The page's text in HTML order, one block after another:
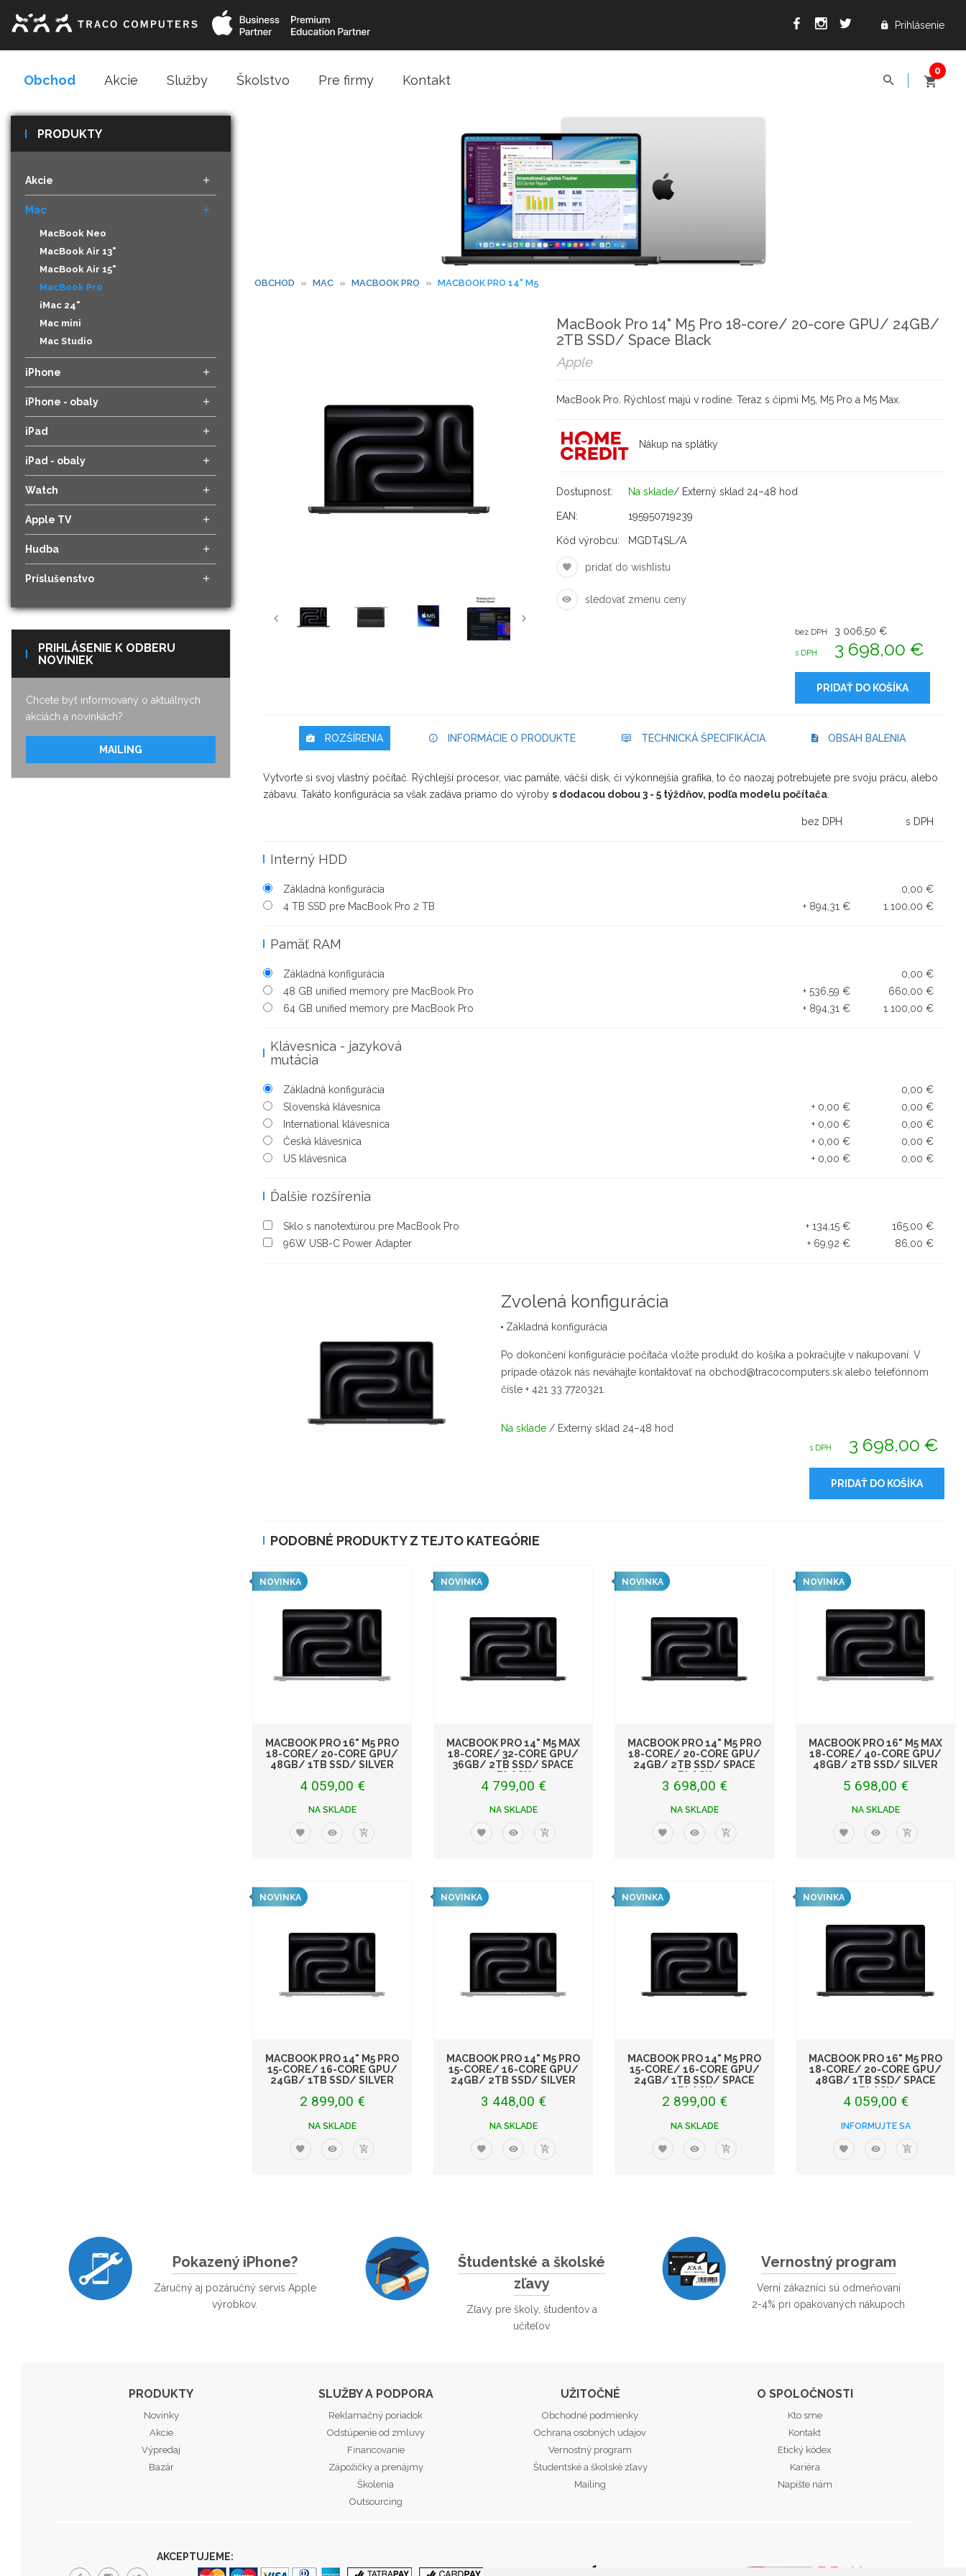
Prihlásenie
Obchod Akcie Služby Školstvo Pre firmy Kontakt
PRODUKTY
Akcie
Mac
MacBook Neo
MacBook Air 13"
MacBook Air 15"
MacBook Pro
iMac 24"
Mac mini
Mac Studio
iPhone
iPhone - obaly
iPad
iPad - obaly
Watch
Apple TV
Hudba
Príslušenstvo
PRIHLÁSENIE K ODBERU
NOVINIEK
Chcete byť informovaný o aktuálnych
akciách a novinkách?
MAILING
OBCHOD » MAC » MACBOOK PRO » MACBOOK PRO 14" M5
MacBook Pro 14" M5 Pro 18-core/ 20-core GPU/ 24GB/
2TB SSD/ Space Black
Apple
MacBook Pro. Rýchlosť majú v rodine. Teraz s čipmi M5, M5 Pro a M5 Max.
Nákup na splátky
Dostupnosť: Na sklade/ Externý sklad 24–48 hod
EAN: 195950719239
Kód výrobcu: MGDT4SL/A
pridať do wishlistu
sledovať zmenu ceny
bez DPH 3 006,50 €
s DPH 3 698,00 €
PRIDAŤ DO KOŠÍKA
ROZŠÍRENIA INFORMÁCIE O PRODUKTE TECHNICKÁ ŠPECIFIKÁCIA OBSAH BALENIA
Vytvorte si svoj vlastný počítač. Rýchlejší procesor, viac pamäte, väčší disk, či výkonnejšia grafika, to čo naozaj potrebujete pre svoju prácu, alebo
zábavu. Takáto konfigurácia sa však zadáva priamo do výroby s dodacou dobou 3 - 5 týždňov, podľa modelu počítača
bez DPH s DPH
Interný HDD
Základná konfigurácia
0,00 €
4 TB SSD pre MacBook Pro 2 TB
+ 894,31 € 1 100,00 €
Pamäť RAM
Základná konfigurácia
0,00 €
48 GB unified memory pre MacBook Pro
+ 536,59 €
660,00 €
64 GB unified memory pre MacBook Pro
+ 894,31 € 1 100,00 €
Klávesnica - jazyková
mutácia
Základná konfigurácia
0,00 €
Slovenská klávesnica
+ 0,00 €
0,00 €
International klávesnica
+ 0,00 €
0,00 €
Česká klávesnica
+ 0,00 €
0,00 €
US klávesnica
+ 0,00 € 0,00 €
Ďalšie rozšírenia
Sklo s nanotextúrou pre MacBook Pro + 134,15 €
165,00 €
96W USB-C Power Adapter
+ 69,92 € 86,00 €
Zvolená konfigurácia
Základná konfigurácia
Po dokončení konfigurácie počítača vložte produkt do košíka a pokračujte v nakupovaní. V
prípade otázok nás neváhajte kontaktovať na obchod@tracocomputers.sk alebo telefónnom
čísle + 421 33 7720321.
Na sklade/ Externý sklad 24–48 hod
s DPH 3 698,00 €
PRIDAŤ DO KOŠÍKA
PODOBNÉ PRODUKTY Z TEJTO KATEGÓRIE
NOVINKA
MACBOOK PRO 16" M5 PRO
18-CORE/ 20-CORE GPU/
48GB/ 1TB SSD/ SILVER
4 059,00 €
NA SKLADE
NOVINKA
MACBOOK PRO 14" M5 MAX
18-CORE/ 32-CORE GPU/
36GB/ 2TB SSD/ SPACE
BLACK
4 799,00 €
NA SKLADE
NOVINKA
MACBOOK PRO 14" M5 PRO
18-CORE/ 20-CORE GPU/
24GB/ 2TB SSD/ SPACE
BLACK
3 698,00 €
NA SKLADE
NOVINKA
MACBOOK PRO 16" M5 MAX
18-CORE/ 40-CORE GPU/
48GB/ 2TB SSD/ SILVER
5 698,00 €
NA SKLADE
NOVINKA
MACBOOK PRO 14" M5 PRO
15-CORE/ 16-CORE GPU/
24GB/ 1TB SSD/ SILVER
2 899,00 €
NA SKLADE
NOVINKA
MACBOOK PRO 14" M5 PRO
15-CORE/ 16-CORE GPU/
24GB/ 2TB SSD/ SILVER
3 448,00 €
NA SKLADE
NOVINKA
MACBOOK PRO 14" M5 PRO
15-CORE/ 16-CORE GPU/
24GB/ 1TB SSD/ SPACE
BLACK
2 899,00 €
NA SKLADE
NOVINKA
MACBOOK PRO 16" M5 PRO
18-CORE/ 20-CORE GPU/
48GB/ 1TB SSD/ SPACE
BLACK
4 059,00 €
INFORMUJTE SA
Pokazený iPhone?
Záručný aj pozáručný servis Apple
výrobkov.
Študentské a školské
zľavy
Zľavy pre školy, študentov a
učiteľov
Vernostný program
Verní zákazníci sú odmeňovaní
2-4% pri opakovaných nákupoch
PRODUKTY
Novinky
Akcie
Výpredaj
Bazár
SLUŽBY A PODPORA
Reklamačný poriadok
Odstúpenie od zmluvy
Financovanie
Zápožičky a prenájmy
Školenia
Outsourcing
UŽITOČNÉ
Obchodné podmienky
Ochrana osobných udajov
Vernostný program
Študentské a školské zľavy
Mailing
O SPOLOČNOSTI
Kto sme
Kontakt
Etický kódex
Kariéra
Napíšte nám
AKCEPTUJEME: